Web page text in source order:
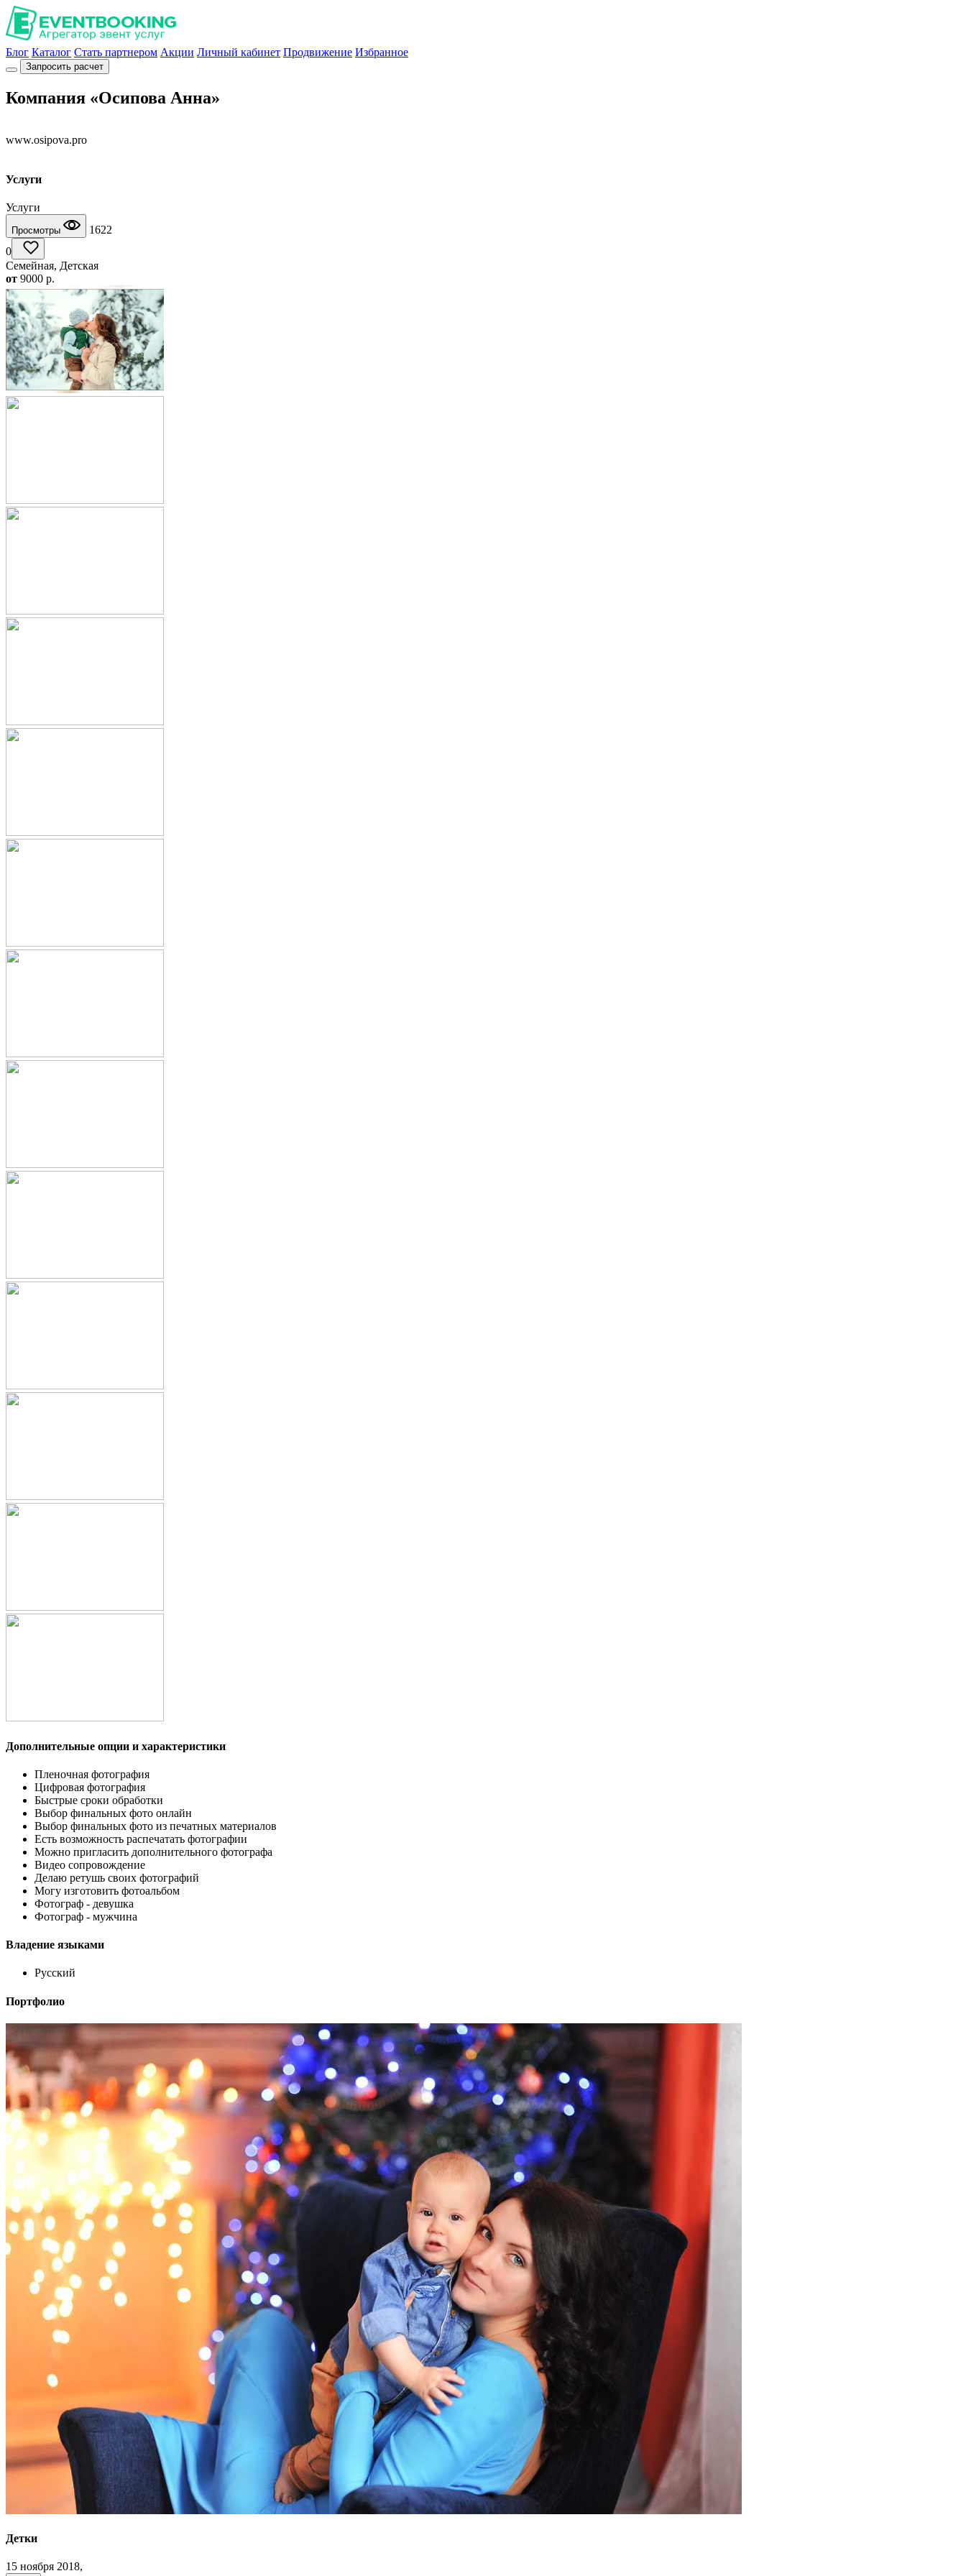
Блог Каталог Стать партнером Акции Личный кабинет Продвижение Избранное
Запросить расчет
Компания «Осипова Анна»
www.osipova.pro
Услуги
Услуги
Просмотры
1622
0
Семейная, Детская
от 9000 p.
Дополнительные опции и характеристики
Пленочная фотография
Цифровая фотография
Быстрые сроки обработки
Выбор финальных фото онлайн
Выбор финальных фото из печатных материалов
Есть возможность распечатать фотографии
Можно пригласить дополнительного фотографа
Видео сопровождение
Делаю ретушь своих фотографий
Могу изготовить фотоальбом
Фотограф - девушка
Фотограф - мужчина
Владение языками
Русский
Портфолио
Детки
15 ноября 2018,